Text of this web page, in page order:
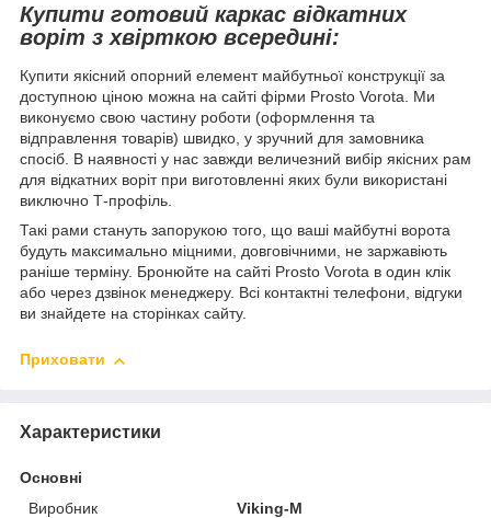
Купити готовий каркас відкатних
воріт з хвірткою всередині:
Купити якісний опорний елемент майбутньої конструкції за
доступною ціною можна на сайті фірми Prosto Vorota. Ми
виконуємо свою частину роботи (оформлення та
відправлення товарів) швидко, у зручний для замовника
спосіб. В наявності у нас завжди величезний вибір якісних рам
для відкатних воріт при виготовленні яких були використані
виключно Т-профіль.
Такі рами стануть запорукою того, що ваші майбутні ворота
будуть максимально міцними, довговічними, не заржавіють
раніше терміну. Бронюйте на сайті Prosto Vorota в один клік
або через дзвінок менеджеру. Всі контактні телефони, відгуки
ви знайдете на сторінках сайту.
Приховати
Характеристики
Основні
Виробник
Viking-M